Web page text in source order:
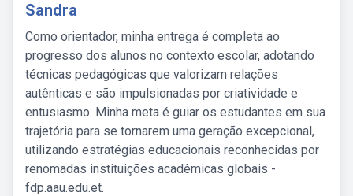
Sandra
Como orientador, minha entrega é completa ao
progresso dos alunos no contexto escolar, adotando
técnicas pedagógicas que valorizam relações
autênticas e são impulsionadas por criatividade e
entusiasmo. Minha meta é guiar os estudantes em sua
trajetória para se tornarem uma geração excepcional,
utilizando estratégias educacionais reconhecidas por
renomadas instituições acadêmicas globais -
fdp.aau.edu.et.